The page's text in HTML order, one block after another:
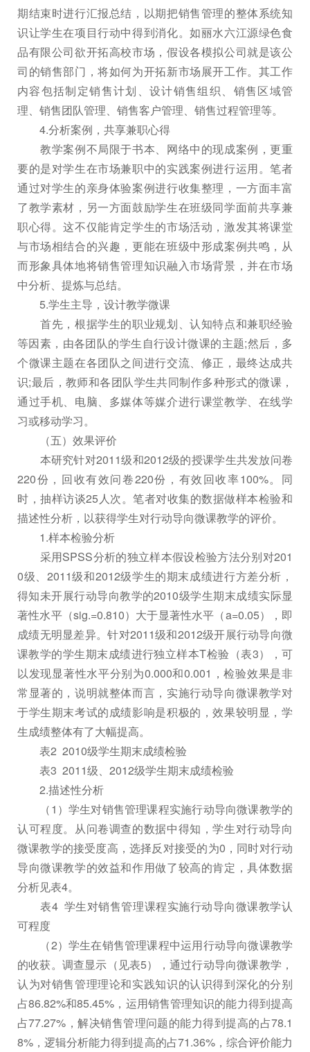
期结束时进行汇报总结，以期把销售管理的整体系统知
识让学生在项目行动中得到消化。如丽水六江源绿色食
品有限公司欲开拓高校市场，假设各模拟公司就是该公
司的销售部门，将如何为开拓新市场展开工作。其工作
内容包括制定销售计划、设计销售组织、销售区域管
理、销售团队管理、销售客户管理、销售过程管理等。
4.分析案例，共享兼职心得
教学案例不局限于书本、网络中的现成案例，更重
要的是对学生在市场兼职中的实践案例进行运用。笔者
通过对学生的亲身体验案例进行收集整理，一方面丰富
了教学素材，另一方面鼓励学生在班级同学面前共享兼
职心得。这不仅能肯定学生的市场活动，激发其将课堂
与市场相结合的兴趣，更能在班级中形成案例共鸣，从
而形象具体地将销售管理知识融入市场背景，并在市场
中分析、提炼与总结。
5.学生主导，设计教学微课
首先，根据学生的职业规划、认知特点和兼职经验
等因素，由各团队的学生自行设计微课的主题;然后，多
个微课主题在各团队之间进行交流、修正，最终达成共
识;最后，教师和各团队学生共同制作多种形式的微课，
通过手机、电脑、多媒体等媒介进行课堂教学、在线学
习或移动学习。
（五）效果评价
本研究针对2011级和2012级的授课学生共发放问卷
220份，回收有效问卷220份，有效回收率100%。同
时，抽样访谈25人次。笔者对收集的数据做样本检验和
描述性分析，以获得学生对行动导向微课教学的评价。
1.样本检验分析
采用SPSS分析的独立样本假设检验方法分别对201
0级、2011级和2012级学生的期末成绩进行方差分析，
得知未开展行动导向教学的2010级学生期末成绩实际显
著性水平（sig.=0.810）大于显著性水平（a=0.05），即
成绩无明显差异。针对2011级和2012级开展行动导向微
课教学的学生期末成绩进行独立样本T检验（表3），可
以发现显著性水平分别为0.000和0.001，检验效果是非
常显著的，说明就整体而言，实施行动导向微课教学对
于学生期末考试的成绩影响是积极的，效果较明显，学
生成绩整体有了大幅提高。
表2 2010级学生期末成绩检验
表3 2011级、2012级学生期末成绩检验
2.描述性分析
（1）学生对销售管理课程实施行动导向微课教学的
认可程度。从问卷调查的数据中得知，学生对行动导向
微课教学的接受度高，选择反对接受的为0，同时对行动
导向微课教学的效益和作用做了较高的肯定，具体数据
分析见表4。
表4 学生对销售管理课程实施行动导向微课教学认
可程度
（2）学生在销售管理课程中运用行动导向微课教学
的收获。调查显示（见表5），通过行动导向微课教学，
认为对销售管理理论和实践知识的认识得到深化的分别
占86.82%和85.45%，运用销售管理知识的能力得到提高
占77.27%，解决销售管理问题的能力得到提高的占78.1
8%，逻辑分析能力得到提高的占71.36%，综合评价能力